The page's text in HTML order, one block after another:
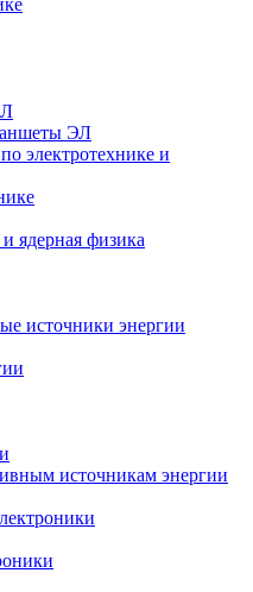
ЭЛ
электротехнике и
ядерная физика
источники энергии
источникам энергии